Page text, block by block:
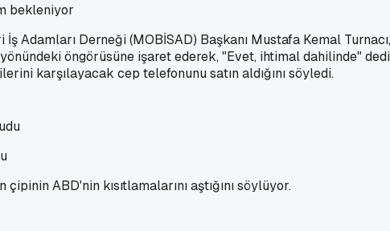
bekleniyor
Adamları Derneği (MOBİSAD) Başkanı Mustafa Kemal
öngörüsüne işaret ederek, "Evet, ihtimal dahilinde"
karşılayacak cep telefonunu satın aldığını söyledi.
ABD'nin kısıtlamalarını aştığını söylüyor.